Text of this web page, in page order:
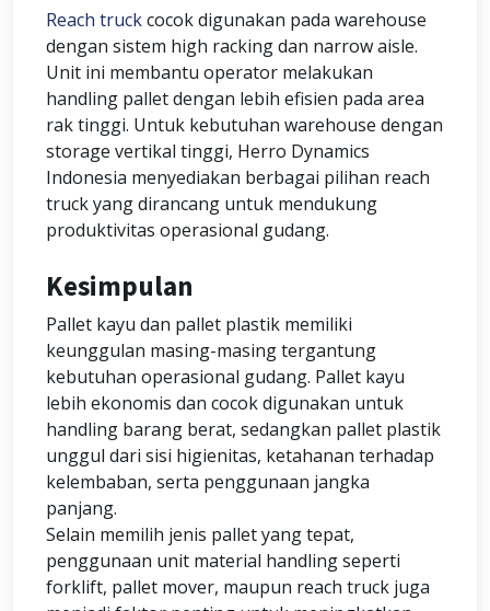
Reach truckcocok digunakan pada warehouse
dengan sistem high racking dan narrow aisle.
Unit ini membantu operator melakukan
handling pallet dengan lebih efisien pada area
rak tinggi. Untuk kebutuhan warehouse dengan
storage vertikal tinggi, Herro Dynamics
Indonesia menyediakan berbagai pilihan reach
truck yang dirancang untuk mendukung
produktivitas operasional gudang.
Kesimpulan
Pallet kayu dan pallet plastik memiliki
keunggulan masing-masing tergantung
kebutuhan operasional gudang. Pallet kayu
lebih ekonomis dan cocok digunakan untuk
handling barang berat, sedangkan pallet plastik
unggul dari sisi higienitas, ketahanan terhadap
kelembaban, serta penggunaan jangka
panjang.
Selain memilih jenis pallet yang tepat,
penggunaan unit material handling seperti
forklift, pallet mover, maupun reach truck juga